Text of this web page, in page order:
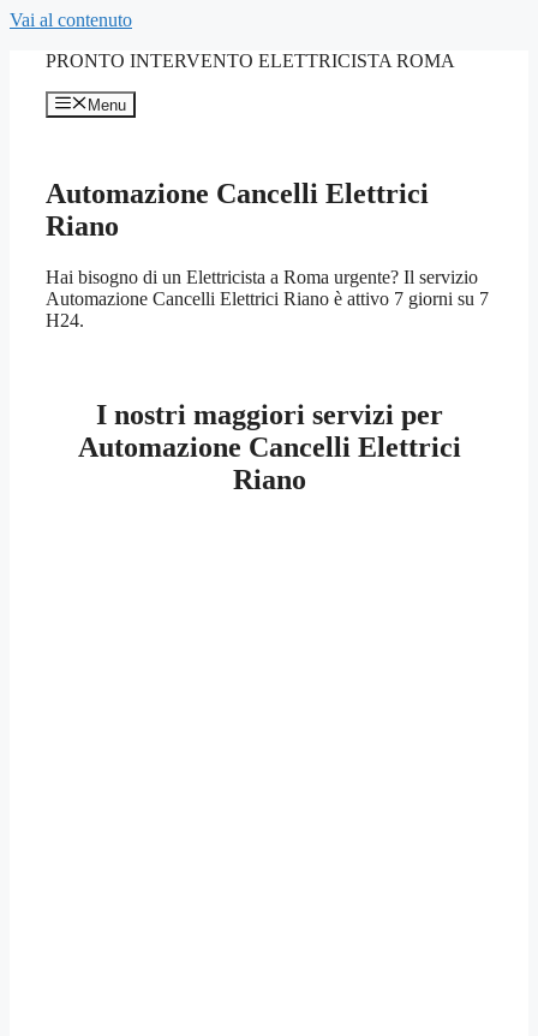
Vai al contenuto
PRONTO INTERVENTO ELETTRICISTA ROMA
Menu
Automazione Cancelli Elettrici
Riano
Hai bisogno di un Elettricista a Roma urgente? Il servizio
Automazione Cancelli Elettrici Riano è attivo 7 giorni su 7
H24.
I nostri maggiori servizi per
Automazione Cancelli Elettrici
Riano